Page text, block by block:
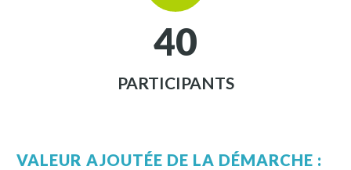
40
PARTICIPANTS
VALEUR AJOUTÉE DE LA DÉMARCHE :